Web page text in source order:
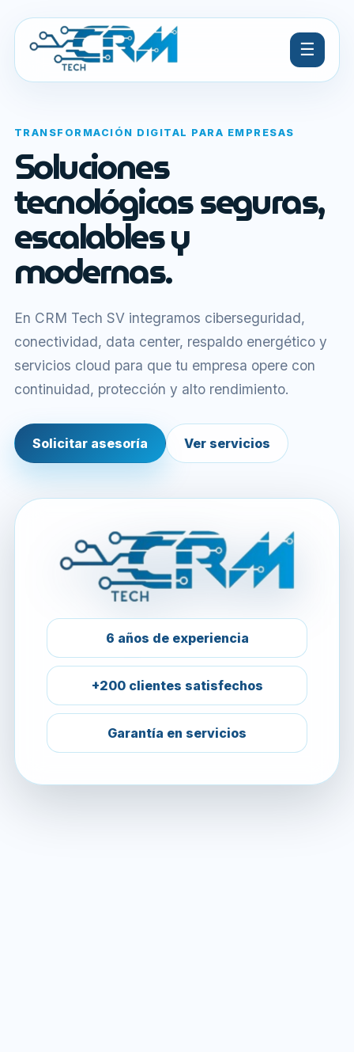
☰
TRANSFORMACIÓN DIGITAL PARA EMPRESAS
Soluciones
tecnológicas seguras,
escalables y
modernas.
En CRM Tech SV integramos ciberseguridad,
conectividad, data center, respaldo energético y
servicios cloud para que tu empresa opere con
continuidad, protección y alto rendimiento.
Solicitar asesoría Ver servicios
6 años de experiencia
+200 clientes satisfechos
Garantía en servicios